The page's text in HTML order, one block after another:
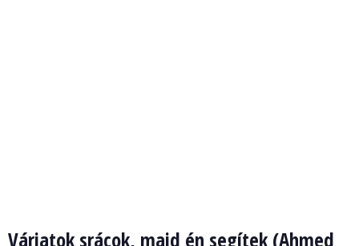
Várjatok srácok, majd én segítek (Ahmed